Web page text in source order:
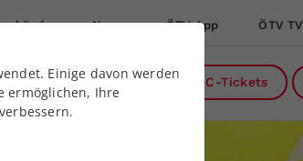
News ÖTV App ÖTV TV
Über uns DC-Tickets
Einige davon werden
ermöglichen, Ihre